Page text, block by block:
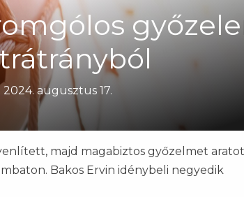
2024. augusztus 17.
majd magabiztos győzelmet
Bakos Ervin idénybeli negyedik